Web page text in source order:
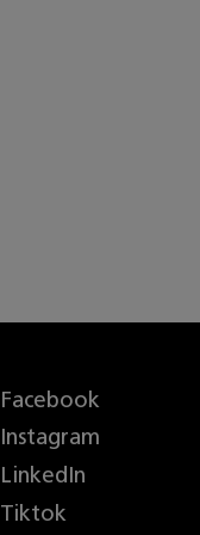
Facebook
Instagram
LinkedIn
Tiktok